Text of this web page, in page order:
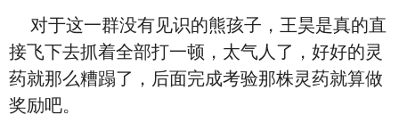
对于这一群没有见识的熊孩子，王昊是真的直
接飞下去抓着全部打一顿，太气人了，好好的灵
药就那么糟蹋了，后面完成考验那株灵药就算做
奖励吧。